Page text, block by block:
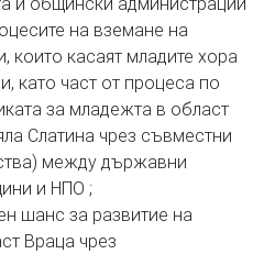
на вземане на
които касаят младите хора
като част от процеса по
за младежта в област
Слатина чрез съвместни
между държавни
и НПО ;
шанс за развитие на
Враца чрез